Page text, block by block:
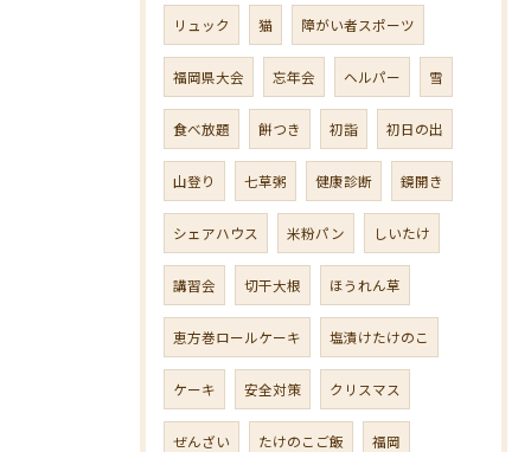
リュック 猫 障がい者スポーツ
福岡県大会 忘年会 ヘルパー 雪
食べ放題 餅つき 初詣 初日の出
山登り 七草粥 健康診断 鏡開き
シェアハウス 米粉パン しいたけ
講習会 切干大根 ほうれん草
恵方巻ロールケーキ 塩漬けたけのこ
ケーキ 安全対策 クリスマス
ぜんざい たけのこご飯 福岡